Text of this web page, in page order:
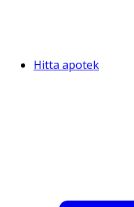
Hitta apotek